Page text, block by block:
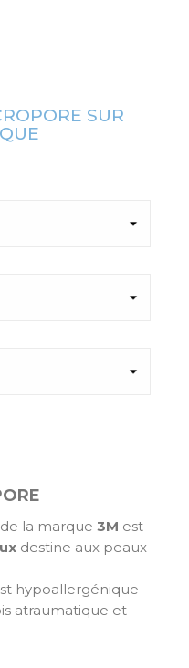
SUR
de la marque3M est
destine aux peaux
hypoallergénique
atraumatique et